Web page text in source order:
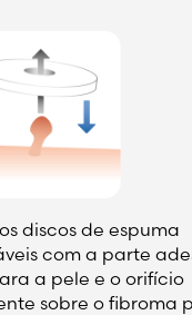
discos de espuma
com a parte
a pele e o orifício
sobre o fibroma